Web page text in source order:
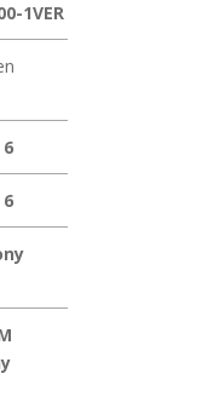
1VER